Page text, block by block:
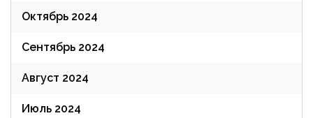
Октябрь 2024
Сентябрь 2024
Август 2024
Июль 2024